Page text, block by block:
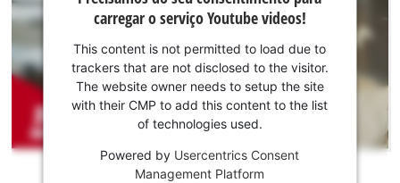
consentimento
para carregar o
serviço
Youtube!
content
is
carregar o serviço Youtube videos!
This content is not permitted to load due to
trackers that are not disclosed to the visitor.
The website owner needs to setup the site
with their CMP to add this content to the list
of technologies used.
Powered by Usercentrics Consent
Management Platform